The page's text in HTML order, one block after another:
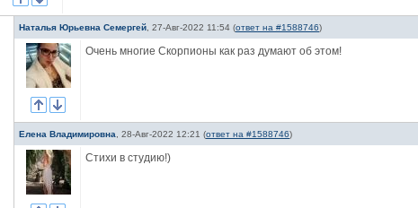
Наталья Юрьевна Семергей 27-Авг-2022 11:54 (ответ на #1588746)
Очень многие Скорпионы как раз думают об этом!
Елена Владимировна 28-Авг-2022 12:21 (ответ на #1588746)
Стихи в студию!)